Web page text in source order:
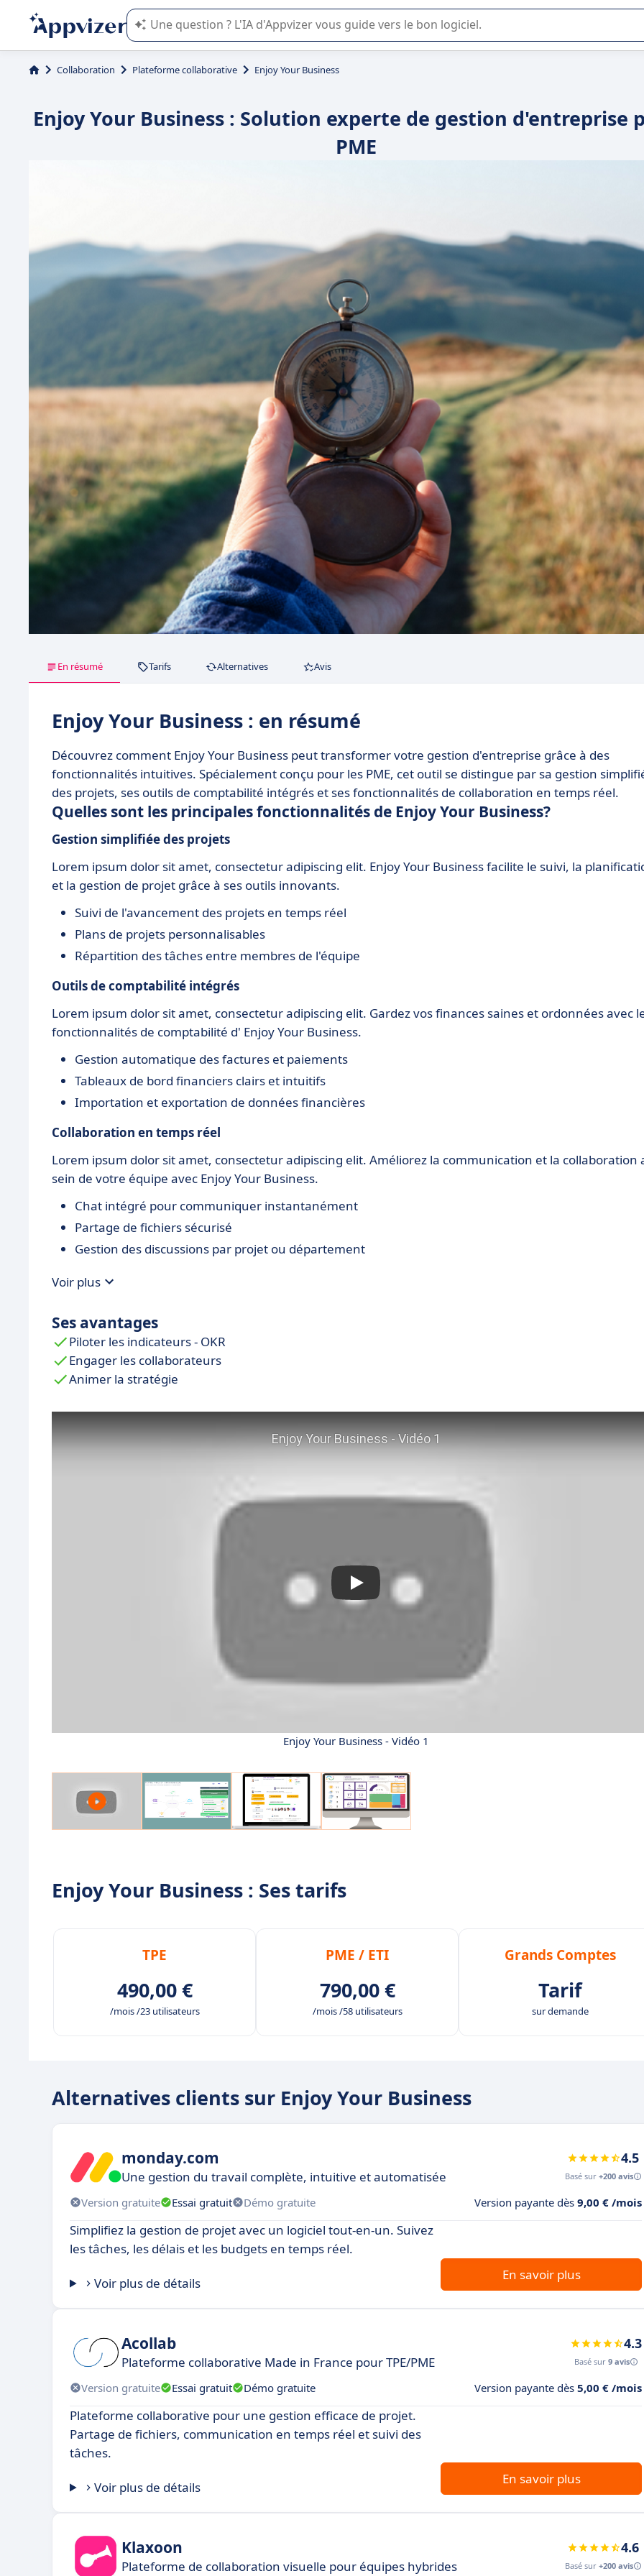
L'IA de Appvizer vous guide dans l'utilisation ou la sélection de logiciel SaaS en entreprise.
Collaboration Plateforme collaborative Enjoy Your Business
Enjoy Your Business : Solution experte de gestion d'entreprise
PME
En résumé Tarifs Alternatives Avis
Enjoy Your Business : en résumé
Découvrez comment Enjoy Your Business peut transformer votre gestion d'entreprise grâce à des
fonctionnalités intuitives. Spécialement conçu pour les PME, cet outil se distingue par sa gestion
des projets, ses outils de comptabilité intégrés et ses fonctionnalités de collaboration en temps réel.
Quelles sont les principales fonctionnalités de Enjoy Your Business?
Gestion simplifiée des projets
Lorem ipsum dolor sit amet, consectetur adipiscing elit. Enjoy Your Business facilite le suivi, la
et la gestion de projet grâce à ses outils innovants.
Suivi de l'avancement des projets en temps réel
Plans de projets personnalisables
Répartition des tâches entre membres de l'équipe
Outils de comptabilité intégrés
Lorem ipsum dolor sit amet, consectetur adipiscing elit. Gardez vos finances saines et ordonnées avec
fonctionnalités de comptabilité d' Enjoy Your Business.
Gestion automatique des factures et paiements
Tableaux de bord financiers clairs et intuitifs
Importation et exportation de données financières
Collaboration en temps réel
Lorem ipsum dolor sit amet, consectetur adipiscing elit. Améliorez la communication et la collaboration
sein de votre équipe avec Enjoy Your Business.
Chat intégré pour communiquer instantanément
Partage de fichiers sécurisé
Gestion des discussions par projet ou département
Voir plus
Ses avantages
Piloter les indicateurs - OKR
Engager les collaborateurs
Animer la stratégie
Enjoy Your Business - Vidéo 1
Enjoy Your Business : Ses tarifs
TPE
490,00 €
/mois /23 utilisateurs
PME / ETI
790,00 €
/mois /58 utilisateurs
Grands Comptes
Tarif
sur demande
Alternatives clients sur Enjoy Your Business
monday.com
Une gestion du travail complète, intuitive et automatisée
4.5
Basé sur +200 avis
Version gratuite Essai gratuit Démo gratuite Version payante dès 9,00 € /mois
Simplifiez la gestion de projet avec un logiciel tout-en-un. Suivez
les tâches, les délais et les budgets en temps réel.
Voir plus de détails
En savoir plus
Acollab
Plateforme collaborative Made in France pour TPE/PME
4.3
Basé sur 9 avis
Version gratuite Essai gratuit Démo gratuite Version payante dès 5,00 € /mois
Plateforme collaborative pour une gestion efficace de projet.
Partage de fichiers, communication en temps réel et suivi des
tâches.
Voir plus de détails
En savoir plus
Klaxoon
Plateforme de collaboration visuelle pour équipes hybrides
4.6
Basé sur +200 avis